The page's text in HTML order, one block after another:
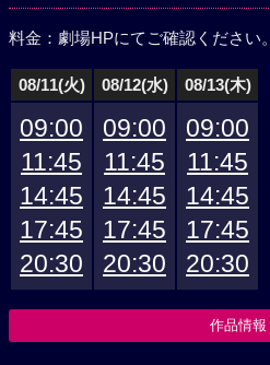
料金：劇場HPにてご確認ください。
08/11(火) 08/12(水) 08/13(木)
09:00
11:45
14:45
17:45
20:30
09:00
11:45
14:45
17:45
20:30
09:00
11:45
14:45
17:45
20:30
作品情報